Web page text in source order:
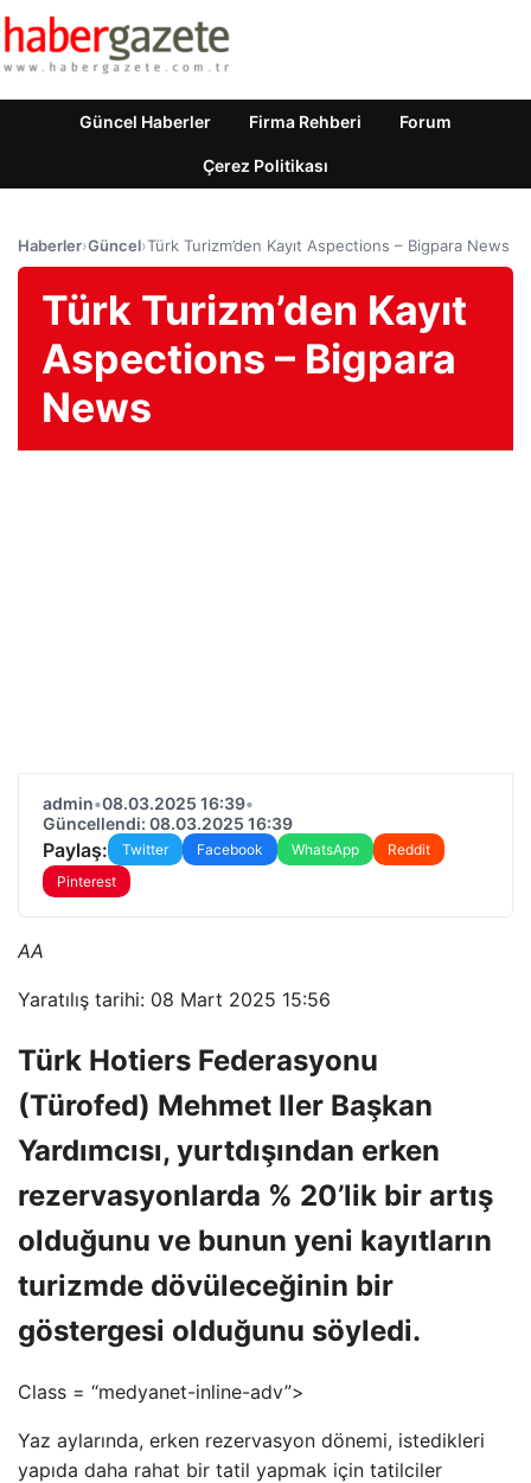
Güncel Haberler Firma Rehberi Forum
Çerez Politikası
Haberler›Güncel›Türk Turizm’den Kayıt Aspections – Bigpara News
Türk Turizm’den Kayıt
Aspections – Bigpara
News
admin•08.03.2025 16:39•
Güncellendi: 08.03.2025 16:39
Paylaş: Twitter Facebook WhatsApp
Reddit
Pinterest
AA
Yaratılış tarihi: 08 Mart 2025 15:56
Türk Hotiers Federasyonu
(Türofed) Mehmet Iler Başkan
Yardımcısı, yurtdışından erken
rezervasyonlarda % 20’lik bir artış
olduğunu ve bunun yeni kayıtların
turizmde dövüleceğinin bir
göstergesi olduğunu söyledi.
Class = “medyanet-inline-adv”>
Yaz aylarında, erken rezervasyon dönemi, istedikleri
yapıda daha rahat bir tatil yapmak için tatilciler